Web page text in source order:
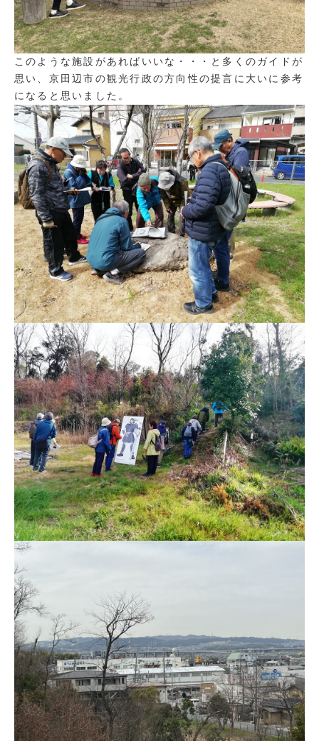
このような施設があればいいな・・・と多くのガイドが
思い、京田辺市の観光行政の方向性の提言に大いに参考
になると思いました。